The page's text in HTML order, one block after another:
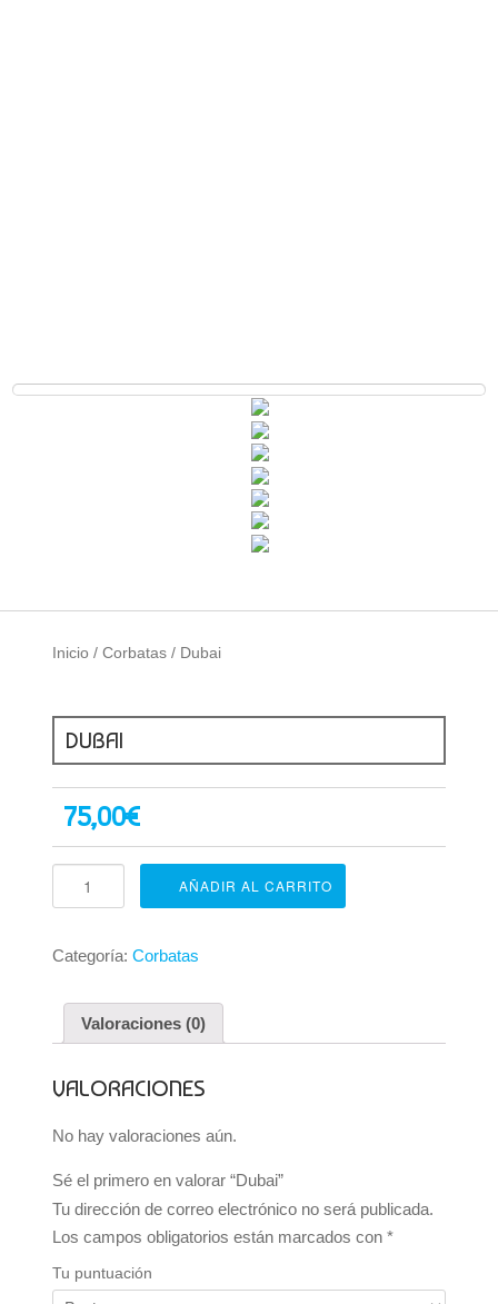
Inicio / Corbatas/ Dubai
DUBAI
75,00€
cantidad
AÑADIR AL CARRITO
Categoría: Corbatas
Valoraciones (0)
VALORACIONES
No hay valoraciones aún.
Sé el primero en valorar “Dubai”
Tu dirección de correo electrónico no será publicada.
Los campos obligatorios están marcados con *
Tu puntuación